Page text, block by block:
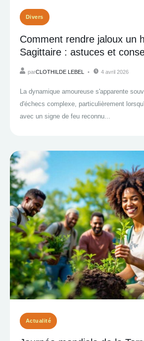
Divers
Comment rendre jaloux un
Sagittaire : astuces et
parCLOTHILDE LEBEL 4 avril 2026
La dynamique amoureuse s'apparente
d'échecs complexe, particulièrement
avec un signe de feu reconnu...
Actualité